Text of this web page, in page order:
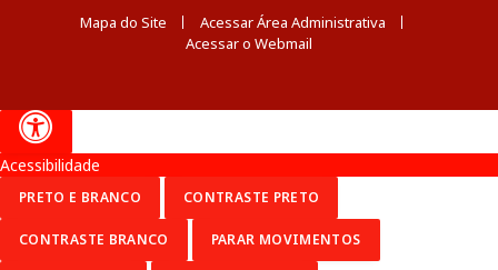
Mapa do Site
Acessar Área Administrativa
Acessar o Webmail
Acessibilidade
PRETO E BRANCO CONTRASTE PRETO
CONTRASTE BRANCO PARAR MOVIMENTOS